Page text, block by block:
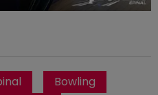
Bowling